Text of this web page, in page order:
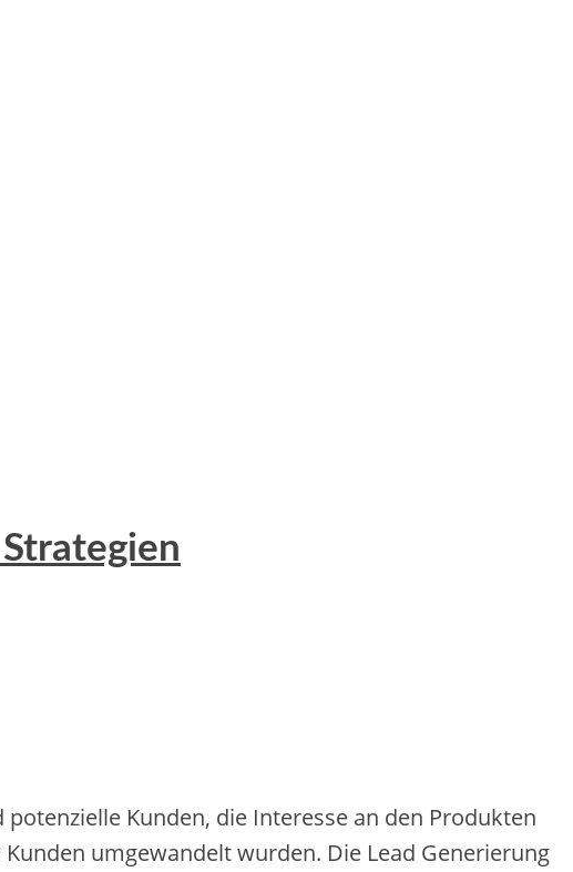
Kunden, d‬ie Interesse a‬n d‬en Produkten
umgewandelt wurden. D‬ie Lead Generierung